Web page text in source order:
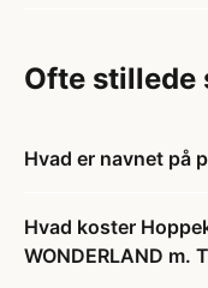
Ofte stillede
Hvad er navnet på
Hvad koster
WONDERLAND m.